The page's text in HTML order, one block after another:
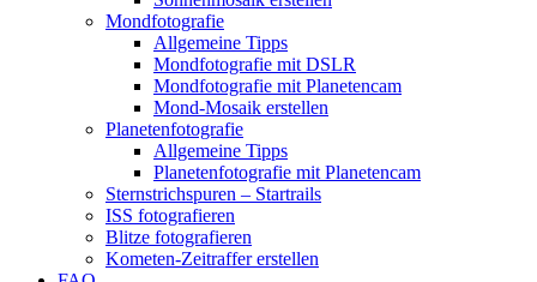
Mondfotografie
Allgemeine Tipps
Mondfotografie mit DSLR
Mondfotografie mit Planetencam
Mond-Mosaik erstellen
Planetenfotografie
Allgemeine Tipps
Planetenfotografie mit Planetencam
Sternstrichspuren – Startrails
ISS fotografieren
Blitze fotografieren
Kometen-Zeitraffer erstellen